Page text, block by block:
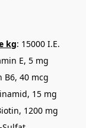
kg: 15000 I.E.
E, 5 mg
B6, 40 mcg
15 mg
1200 mg